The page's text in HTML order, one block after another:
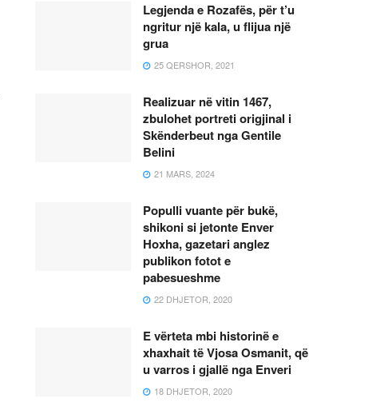
Legjenda e Rozafës, për t’u
ngritur një kala, u flijua një
grua
25 QERSHOR, 2021
Realizuar në vitin 1467,
zbulohet portreti origjinal i
Skënderbeut nga Gentile
Belini
21 MARS, 2024
Populli vuante për bukë,
shikoni si jetonte Enver
Hoxha, gazetari anglez
publikon fotot e
pabesueshme
22 DHJETOR, 2020
E vërteta mbi historinë e
xhaxhait të Vjosa Osmanit, që
u varros i gjallë nga Enveri
18 DHJETOR, 2020